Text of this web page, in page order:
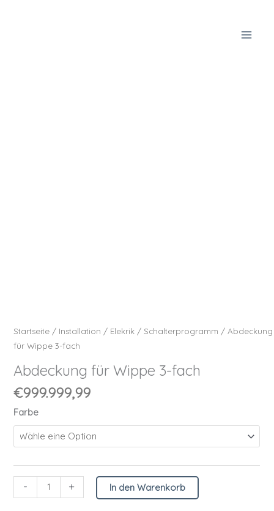
Startseite / Installation / Elekrik /Schalterprogramm / Abdeckung
für Wippe 3-fach
Abdeckung für Wippe 3-fach
€999.999,99
Farbe
- + In den Warenkorb